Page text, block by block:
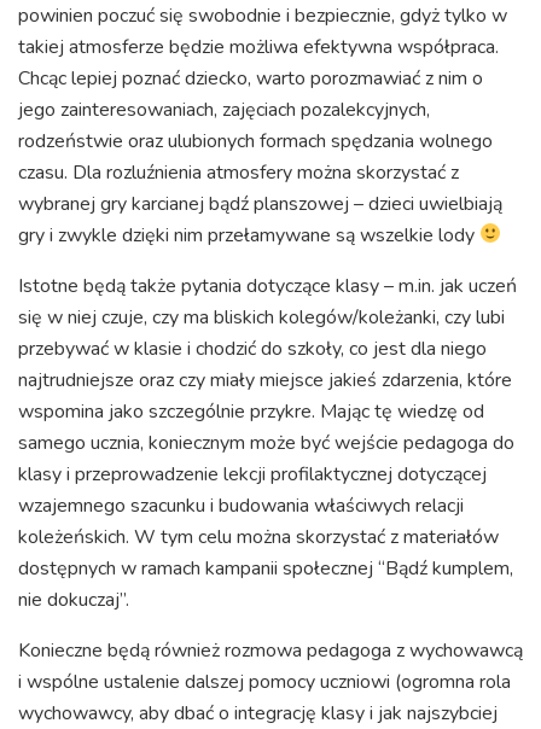
powinien poczuć się swobodnie i bezpiecznie, gdyż tylko w
takiej atmosferze będzie możliwa efektywna współpraca.
Chcąc lepiej poznać dziecko, warto porozmawiać z nim o
jego zainteresowaniach, zajęciach pozalekcyjnych,
rodzeństwie oraz ulubionych formach spędzania wolnego
czasu. Dla rozluźnienia atmosfery można skorzystać z
wybranej gry karcianej bądź planszowej – dzieci uwielbiają
gry i zwykle dzięki nim przełamywane są wszelkie lody
Istotne będą także pytania dotyczące klasy – m.in. jak uczeń
się w niej czuje, czy ma bliskich kolegów/koleżanki, czy lubi
przebywać w klasie i chodzić do szkoły, co jest dla niego
najtrudniejsze oraz czy miały miejsce jakieś zdarzenia, które
wspomina jako szczególnie przykre. Mając tę wiedzę od
samego ucznia, koniecznym może być wejście pedagoga do
klasy i przeprowadzenie lekcji profilaktycznej dotyczącej
wzajemnego szacunku i budowania właściwych relacji
koleżeńskich. W tym celu można skorzystać z materiałów
dostępnych w ramach kampanii społecznej “Bądź kumplem,
nie dokuczaj”.
Konieczne będą również rozmowa pedagoga z wychowawcą
i wspólne ustalenie dalszej pomocy uczniowi (ogromna rola
wychowawcy, aby dbać o integrację klasy i jak najszybciej